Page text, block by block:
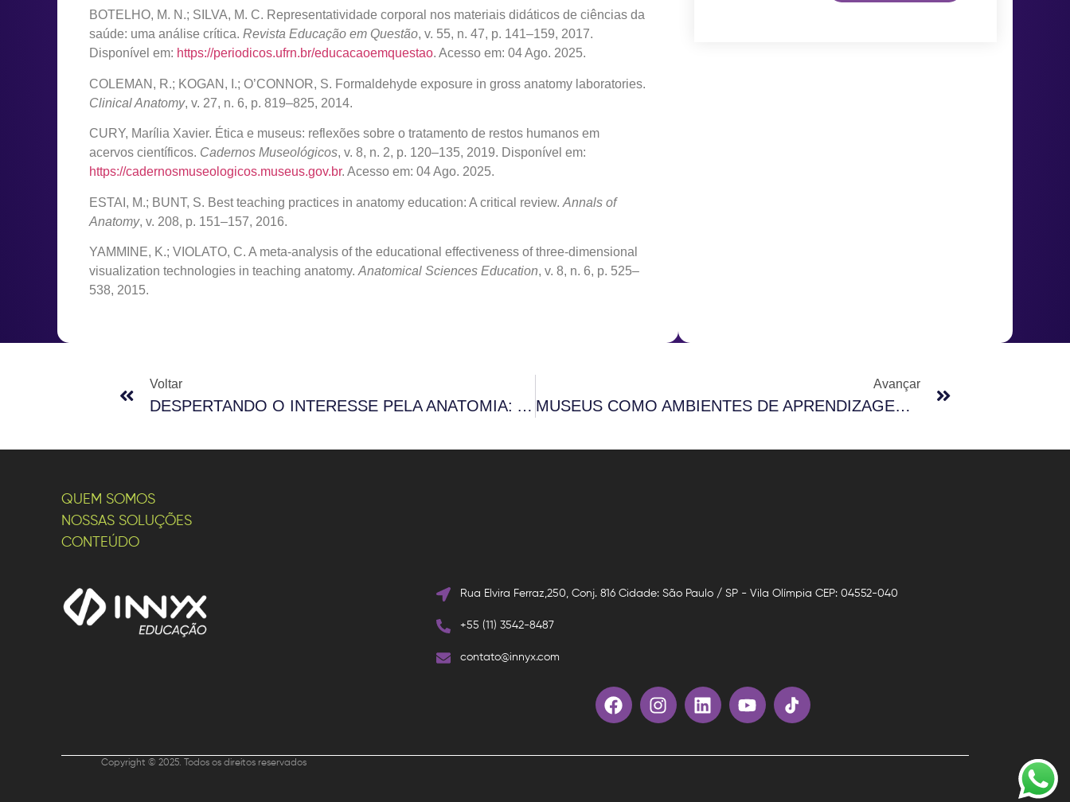
BOTELHO, M. N.; SILVA, M. C. Representatividade corporal nos materiais didáticos de ciências da
saúde: uma análise crítica. Revista Educação em Questão, v. 55, n. 47, p. 141–159, 2017.
Disponível em: https://periodicos.ufrn.br/educacaoemquestao. Acesso em: 04 Ago. 2025.
COLEMAN, R.; KOGAN, I.; O’CONNOR, S. Formaldehyde exposure in gross anatomy laboratories.
Clinical Anatomy, v. 27, n. 6, p. 819–825, 2014.
CURY, Marília Xavier. Ética e museus: reflexões sobre o tratamento de restos humanos em
acervos científicos. Cadernos Museológicos, v. 8, n. 2, p. 120–135, 2019. Disponível em:
https://cadernosmuseologicos.museus.gov.br. Acesso em: 04 Ago. 2025.
ESTAI, M.; BUNT, S. Best teaching practices in anatomy education: A critical review. Annals of
Anatomy, v. 208, p. 151–157, 2016.
YAMMINE, K.; VIOLATO, C. A meta-analysis of the educational effectiveness of three-dimensional
visualization technologies in teaching anatomy. Anatomical Sciences Education, v. 8, n. 6, p. 525–
538, 2015.
Voltar
DESPERTANDO O INTERESSE PELA ANATOMIA: A INTERATIVIDADE COMO ESTRATÉGIA DE ENGAJAMENTO EM ESCOLAS PÚBLICAS
Avançar
MUSEUS COMO AMBIENTES DE APRENDIZAGEM ATIVA: A INSERÇÃO DA MESA DIGITAL NO ENSINO NÃO FORMAL
QUEM SOMOS
NOSSAS SOLUÇÕES
CONTEÚDO
Rua Elvira Ferraz,250, Conj. 816 Cidade: São Paulo / SP - Vila Olímpia CEP: 04552-040
+55 (11) 3542-8487
contato@innyx.com
Copyright © 2025. Todos os direitos reservados